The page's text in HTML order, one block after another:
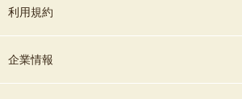
利用規約
企業情報